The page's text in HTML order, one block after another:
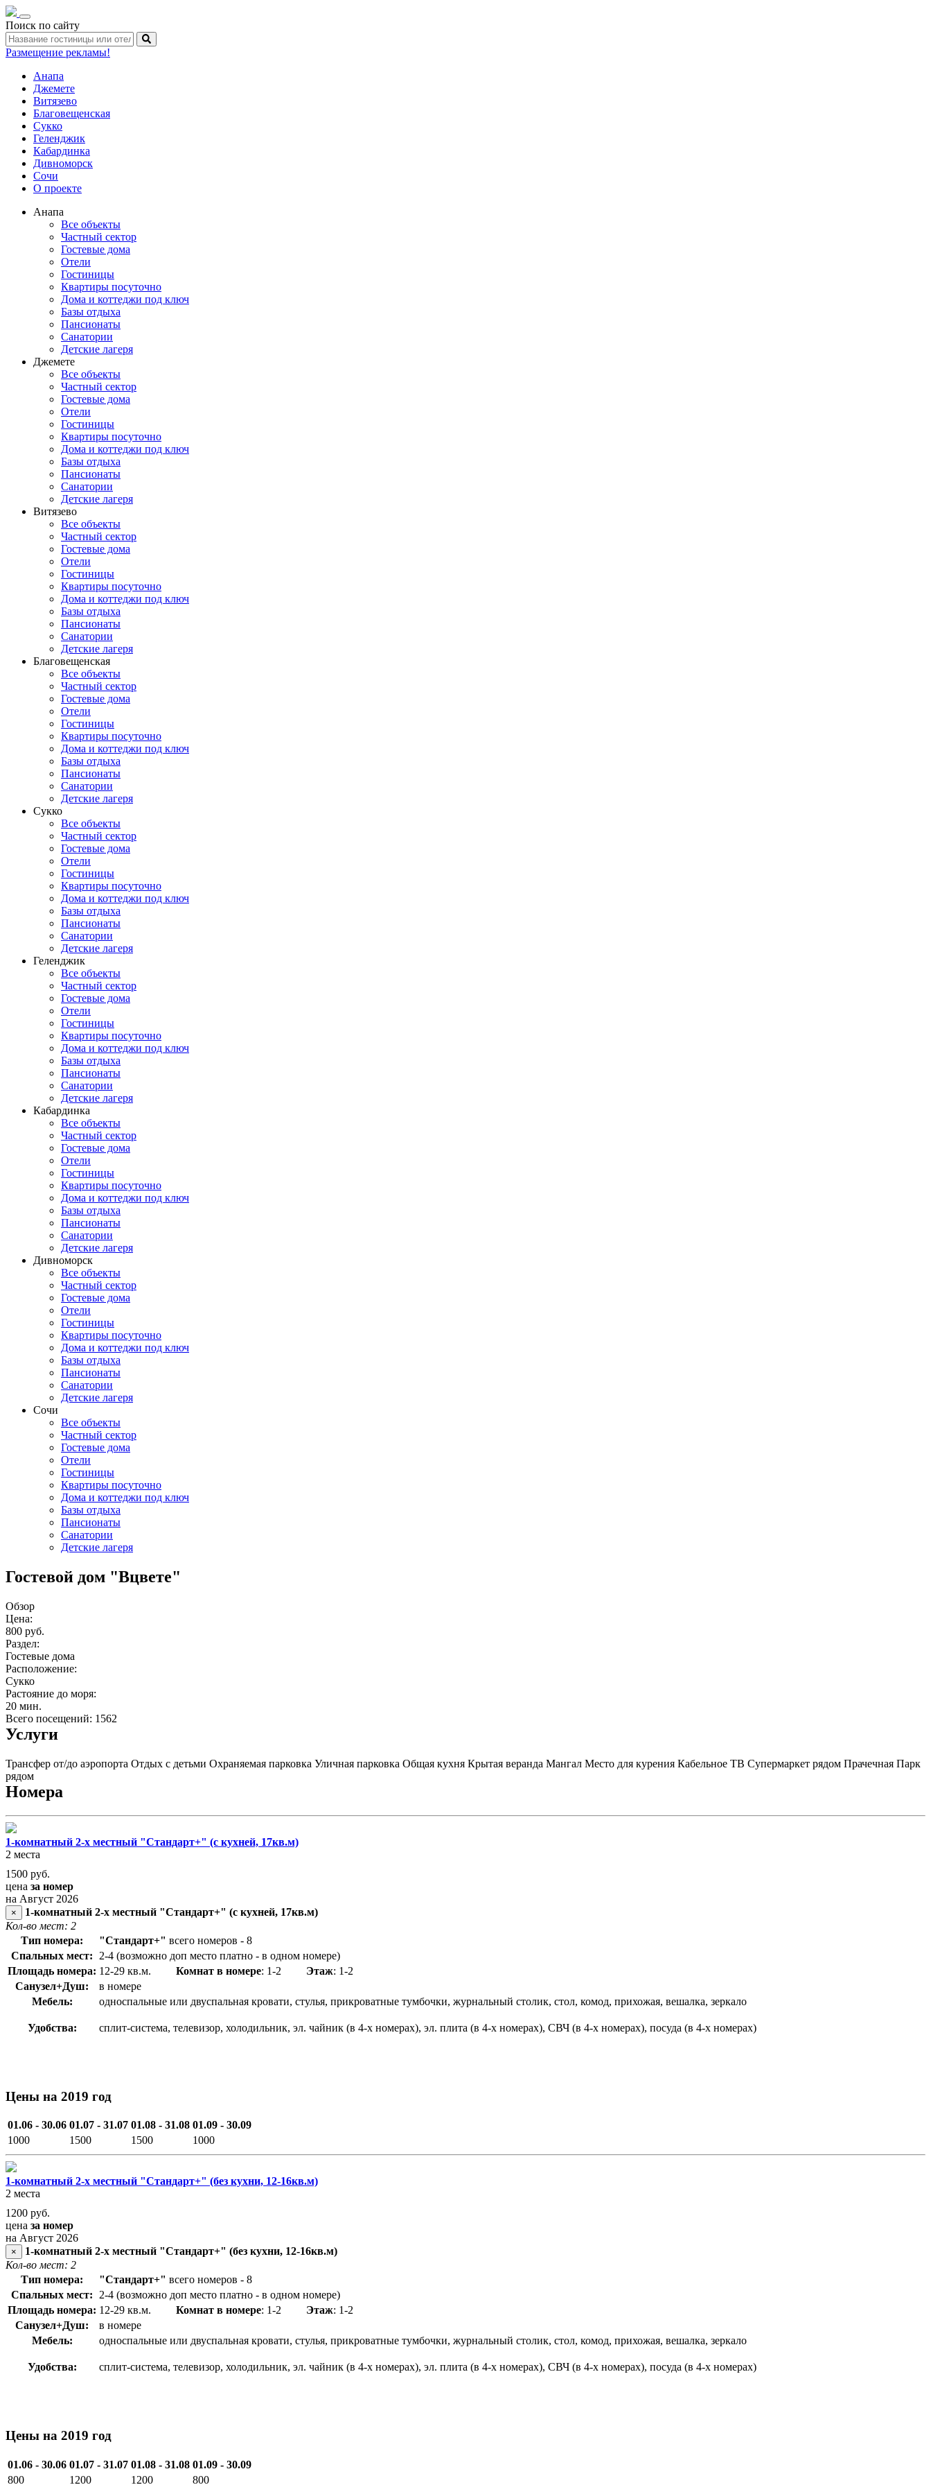
Toggle
navigation
Поиск по сайту
Размещение рекламы!
Анапа
Джемете
Витязево
Благовещенская
Сукко
Геленджик
Кабардинка
Дивноморск
Сочи
О проекте
Анапа
Все объекты
Частный сектор
Гостевые дома
Отели
Гостиницы
Квартиры посуточно
Дома и коттеджи под ключ
Базы отдыха
Пансионаты
Санатории
Детские лагеря
Джемете
Все объекты
Частный сектор
Гостевые дома
Отели
Гостиницы
Квартиры посуточно
Дома и коттеджи под ключ
Базы отдыха
Пансионаты
Санатории
Детские лагеря
Витязево
Все объекты
Частный сектор
Гостевые дома
Отели
Гостиницы
Квартиры посуточно
Дома и коттеджи под ключ
Базы отдыха
Пансионаты
Санатории
Детские лагеря
Благовещенская
Все объекты
Частный сектор
Гостевые дома
Отели
Гостиницы
Квартиры посуточно
Дома и коттеджи под ключ
Базы отдыха
Пансионаты
Санатории
Детские лагеря
Сукко
Все объекты
Частный сектор
Гостевые дома
Отели
Гостиницы
Квартиры посуточно
Дома и коттеджи под ключ
Базы отдыха
Пансионаты
Санатории
Детские лагеря
Геленджик
Все объекты
Частный сектор
Гостевые дома
Отели
Гостиницы
Квартиры посуточно
Дома и коттеджи под ключ
Базы отдыха
Пансионаты
Санатории
Детские лагеря
Кабардинка
Все объекты
Частный сектор
Гостевые дома
Отели
Гостиницы
Квартиры посуточно
Дома и коттеджи под ключ
Базы отдыха
Пансионаты
Санатории
Детские лагеря
Дивноморск
Все объекты
Частный сектор
Гостевые дома
Отели
Гостиницы
Квартиры посуточно
Дома и коттеджи под ключ
Базы отдыха
Пансионаты
Санатории
Детские лагеря
Сочи
Все объекты
Частный сектор
Гостевые дома
Отели
Гостиницы
Квартиры посуточно
Дома и коттеджи под ключ
Базы отдыха
Пансионаты
Санатории
Детские лагеря
Гостевой дом "Вцвете"
Обзор
Цена:
800 руб.
Раздел:
Гостевые дома
Расположение:
Сукко
Растояние до моря:
20 мин.
Всего посещений: 1562
Услуги
Трансфер от/до аэропорта Отдых с детьми Охраняемая парковка Уличная парковка Общая кухня Крытая веранда Мангал Место для курения Кабельное ТВ Супермаркет рядом Прачечная Парк
рядом
Номера
1-комнатный 2-х местный "Стандарт+" (с кухней, 17кв.м)
2 места
1500 руб.
цена за номер
на Август 2026
×
1-комнатный 2-х местный "Стандарт+" (с кухней, 17кв.м)
Кол-во мест: 2
Тип номера:
"Стандарт+" всего номеров - 8
Спальных мест:
2-4 (возможно доп место платно - в одном номере)
Площадь номера: 12-29 кв.м. Комнат в номере: 1-2 Этаж: 1-2
Санузел+Душ:
в номере
Мебель:
односпальные или двуспальная кровати, стулья, прикроватные тумбочки, журнальный столик, стол, комод, прихожая, вешалка, зеркало
Удобства: сплит-система, телевизор, холодильник, эл. чайник (в 4-х номерах), эл. плита (в 4-х номерах), СВЧ (в 4-х номерах), посуда (в 4-х номерах)
Цены на 2019 год
01.06 - 30.06 01.07 - 31.07 01.08 - 31.08 01.09 - 30.09
1000
1500 1500 1000
1-комнатный 2-х местный "Стандарт+" (без кухни, 12-16кв.м)
2 места
1200 руб.
цена за номер
на Август 2026
×
1-комнатный 2-х местный "Стандарт+" (без кухни, 12-16кв.м)
Кол-во мест: 2
Тип номера:
"Стандарт+" всего номеров - 8
Спальных мест:
2-4 (возможно доп место платно - в одном номере)
Площадь номера: 12-29 кв.м. Комнат в номере: 1-2 Этаж: 1-2
Санузел+Душ:
в номере
Мебель:
односпальные или двуспальная кровати, стулья, прикроватные тумбочки, журнальный столик, стол, комод, прихожая, вешалка, зеркало
Удобства: сплит-система, телевизор, холодильник, эл. чайник (в 4-х номерах), эл. плита (в 4-х номерах), СВЧ (в 4-х номерах), посуда (в 4-х номерах)
Цены на 2019 год
01.06 - 30.06 01.07 - 31.07 01.08 - 31.08 01.09 - 30.09
800
1200 1200 800